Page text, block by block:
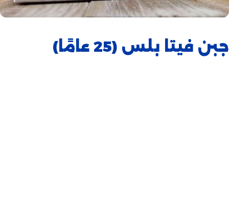
جبن فيتا بلس (25 عامًا)